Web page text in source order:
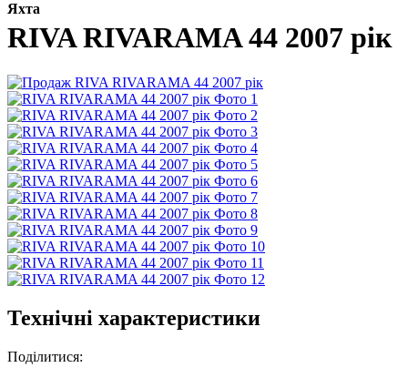
Яхта
RIVA RIVARAMA 44 2007 рік
Технічні характеристики
Поділитися: